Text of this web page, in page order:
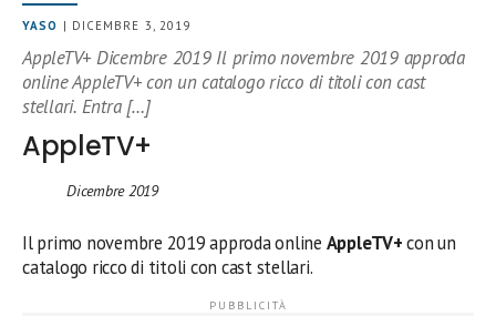
YASO | DICEMBRE 3, 2019
AppleTV+ Dicembre 2019 Il primo novembre 2019 approda
online AppleTV+ con un catalogo ricco di titoli con cast
stellari. Entra […]
AppleTV+
Dicembre2019
Il primo novembre 2019 approda online AppleTV+con un
catalogo ricco di titoli con cast stellari.